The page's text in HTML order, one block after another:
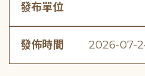
發布單位
發佈時間 2026-07-